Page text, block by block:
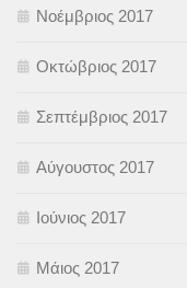
Νοέμβριος 2017
Οκτώβριος 2017
Σεπτέμβριος 2017
Αύγουστος 2017
Ιούνιος 2017
Μάιος 2017